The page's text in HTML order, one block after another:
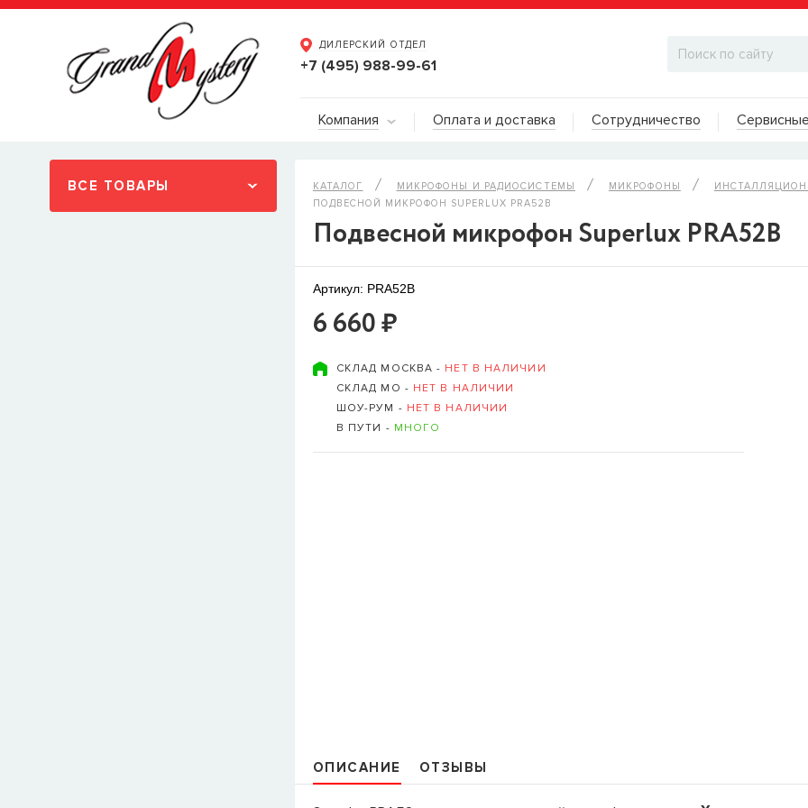
ДИЛЕРСКИЙ ОТДЕЛ
+7 (495) 988-99-61
ДИЛЕРСКИЙ ОТДЕЛ
109235, Г. МОСКВА,
Компания Оплата и доставка Сотрудничество
ВСЕ ТОВАРЫ КАТАЛОГ МИКРОФОНЫ И РАДИОСИСТЕМЫ МИКРОФОНЫ
ПОДВЕСНОЙ МИКРОФОН SUPERLUX PRA52B
Подвесной микрофон Superlux PRA52B
Артикул: PRA52B
6 660 ₽
СКЛАД МОСКВА - НЕТ В НАЛИЧИИ
СКЛАД МО - НЕТ В НАЛИЧИИ
ШОУ-РУМ - НЕТ В НАЛИЧИИ
В ПУТИ - МНОГО
ОПИСАНИЕ ОТЗЫВЫ